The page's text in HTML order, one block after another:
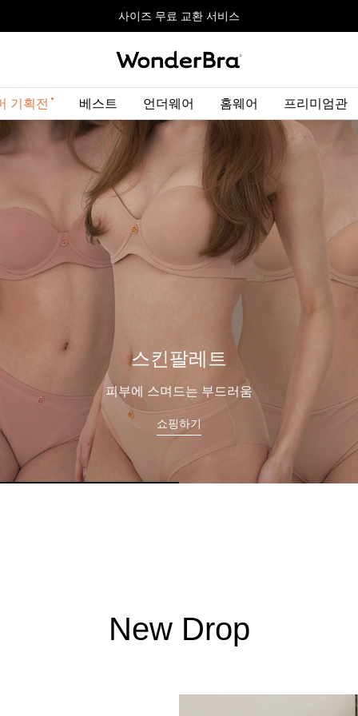
사이즈 무료 교환 서비스
올데이볼류머 기획전최대 10% 할인 쿠폰 + 사은품 증정
사이즈 무료 교환 서비스
올데이볼류머 기획전
기획전 베스트 언더웨어 홈웨어 프리미엄관
프리미엄관
오랜 기술력과 헤리티지로 완성
쇼핑하기
New Drop